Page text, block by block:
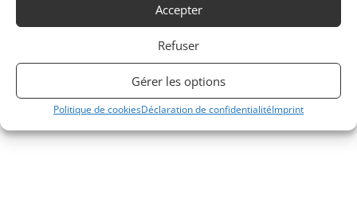
Accepter
Refuser
Gérer les options
Politique de cookiesDéclaration de confidentialitéImprint